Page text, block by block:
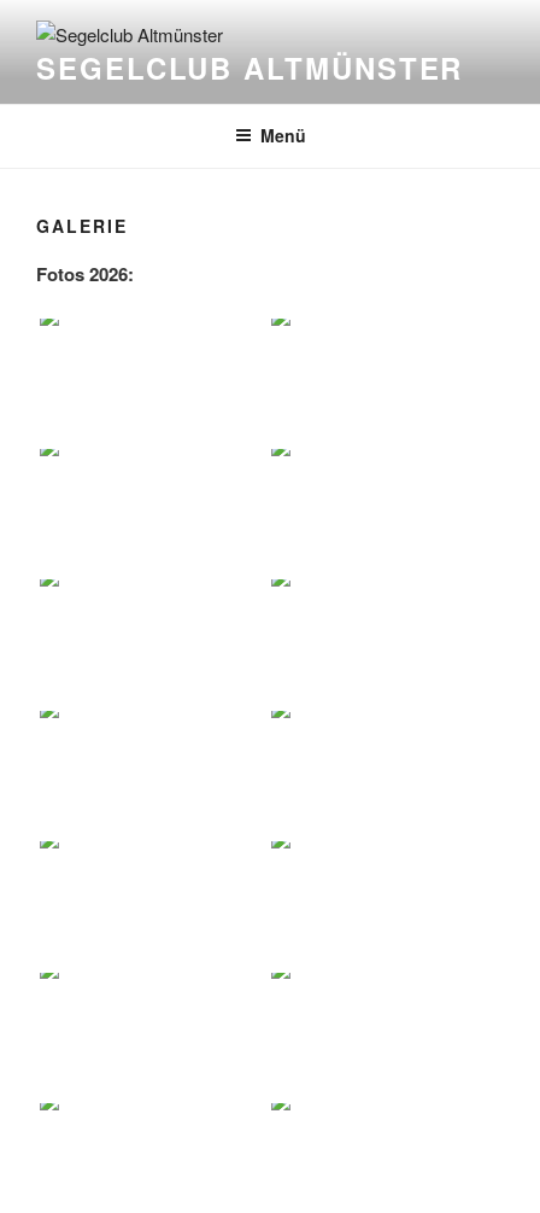
Inhalt
springenSEGELCLUB ALTMÜNSTER
Menü
GALERIE
Fotos 2026: